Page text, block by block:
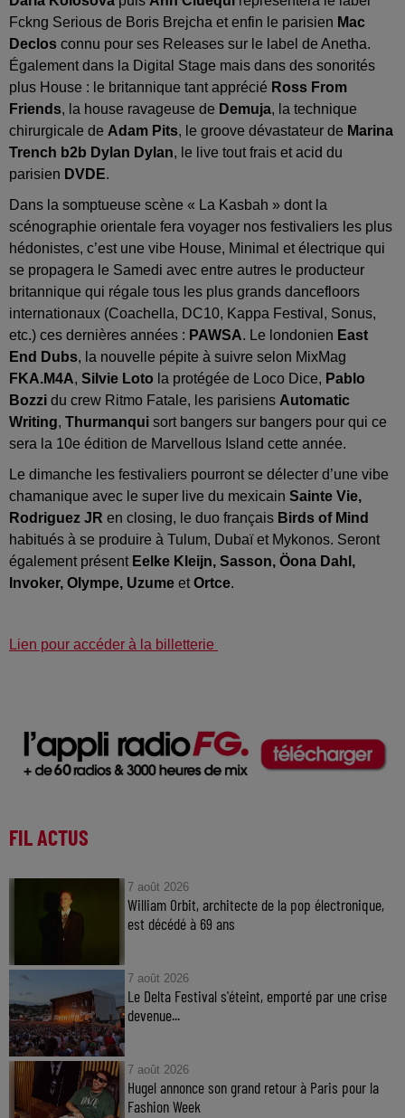
Fckng Serious de Boris Brejcha et enfin le parisien Mac
Declos connu pour ses Releases sur le label de Anetha.
Également dans la Digital Stage mais dans des sonorités
plus House : le britannique tant apprécié Ross From
Friends, la house ravageuse de Demuja, la technique
chirurgicale de Adam Pits, le groove dévastateur de Marina
Trench b2b Dylan Dylan, le live tout frais et acid du
parisien DVDE.
Dans la somptueuse scène « La Kasbah » dont la
scénographie orientale fera voyager nos festivaliers les plus
hédonistes, c’est une vibe House, Minimal et électrique qui
se propagera le Samedi avec entre autres le producteur
britannique qui régale tous les plus grands dancefloors
internationaux (Coachella, DC10, Kappa Festival, Sonus,
etc.) ces dernières années : PAWSA. Le londonien East
End Dubs, la nouvelle pépite à suivre selon MixMag
FKA.M4A, Silvie Loto la protégée de Loco Dice, Pablo
Bozzi du crew Ritmo Fatale, les parisiens Automatic
Writing, Thurmanqui sort bangers sur bangers pour qui ce
sera la 10e édition de Marvellous Island cette année.
Le dimanche les festivaliers pourront se délecter d’une vibe
chamanique avec le super live du mexicain Sainte Vie,
Rodriguez JR en closing, le duo français Birds of Mind
habitués à se produire à Tulum, Dubaï et Mykonos. Seront
également présent Eelke Kleijn, Sasson, Öona Dahl,
Invoker, Olympe, Uzume etOrtce.
Lien pour accéder à la billetterie
FIL ACTUS
7 août 2026
William Orbit, architecte de la pop électronique,
est décédé à 69 ans
7 août 2026
Le Delta Festival s'éteint, emporté par une crise
devenue...
7 août 2026
Hugel annonce son grand retour à Paris pour la
Fashion Week